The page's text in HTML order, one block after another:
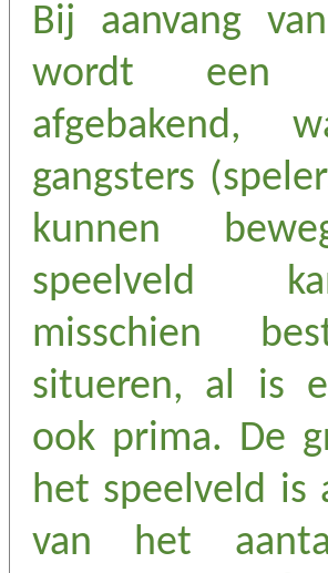
Bij aanvang
wordt een
afgebakend,
gangsters
kunnen
speelveld
misschien
situeren, al is
ook prima. De
het speelveld is
van het